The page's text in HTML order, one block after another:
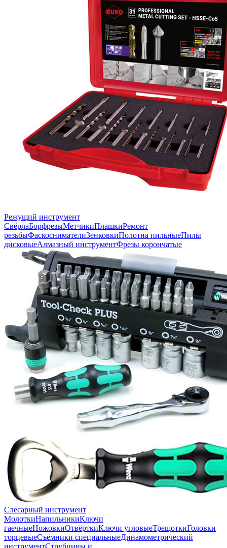
Режущий инструмент
СвёрлаБорфрезыМетчикиПлашкиРемонт
резьбыФаскоснимателиЗенковкиПолотна пильныеПилы
дисковыеАлмазный инструментФрезы корончатые
Слесарный инструмент
МолоткиНапильникиКлючи
гаечныеНожовкиОтвёрткиКлючи угловыеТрещоткиГоловки
торцевыеСъёмники специальныеДинамометрический
инструментСтрубцины и